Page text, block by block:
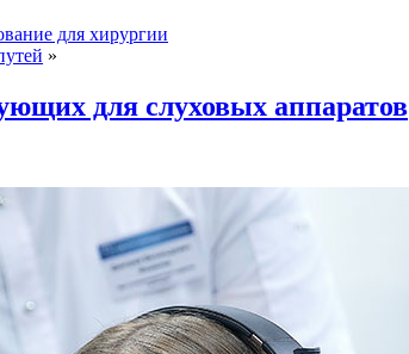
для хирургии
»
для слуховых аппаратов